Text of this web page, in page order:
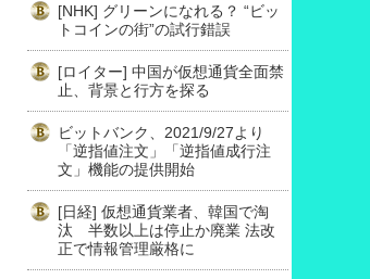
[NHK] グリーンになれる？ “ビッ
トコインの街”の試行錯誤
[ロイター] 中国が仮想通貨全面禁
止、背景と行方を探る
ビットバンク、2021/9/27より
「逆指値注文」「逆指値成行注
文」機能の提供開始
[日経] 仮想通貨業者、韓国で淘
汰 半数以上は停止か廃業 法改
正で情報管理厳格に